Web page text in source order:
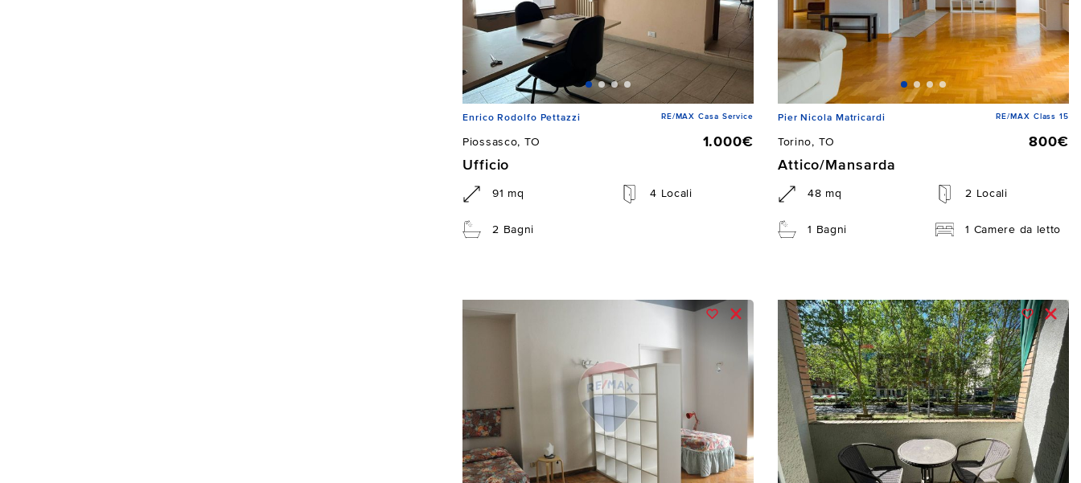
Enrico Rodolfo Pettazzi RE/MAX Casa Service
Piossasco, TO
1.000€
Ufficio
91 mq 4 Locali
2 Bagni
Pier Nicola Matricardi RE/MAX Class 15
Torino, TO
800€
Attico/Mansarda
48 mq 2 Locali
1 Bagni 1 Camere da letto